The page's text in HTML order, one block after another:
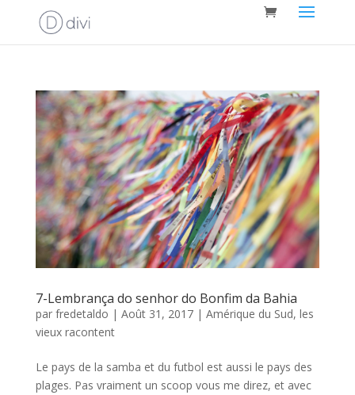
7-Lembrança do senhor do Bonfim da Bahia
par fredetaldo | Août 31, 2017| Amérique du Sud, les
vieux racontent
Le pays de la samba et du futbol est aussi le pays des
plages. Pas vraiment un scoop vous me direz, et avec